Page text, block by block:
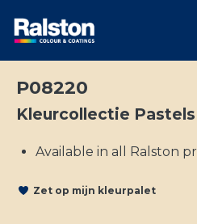
P08220
Kleurcollectie Pastels
Available in all Ralston
Zet op mijn kleurpalet